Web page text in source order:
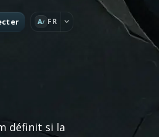
A FR
définit si la